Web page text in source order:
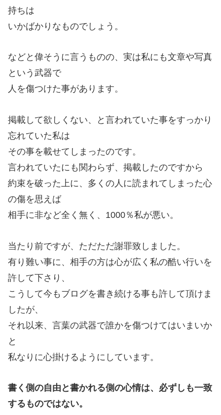
持ちは
いかばかりなものでしょう。
などと偉そうに言うものの、実は私にも文章や写真
という武器で
人を傷つけた事があります。
掲載して欲しくない、と言われていた事をすっかり
忘れていた私は
その事を載せてしまったのです。
言われていたにも関わらず、掲載したのですから
約束を破った上に、多くの人に読まれてしまった心
の傷を思えば
相手に非など全く無く、1000％私が悪い。
当たり前ですが、ただただ謝罪致しました。
有り難い事に、相手の方は心が広く私の酷い行いを
許して下さり、
こうして今もブログを書き続ける事も許して頂けま
したが、
それ以来、言葉の武器で誰かを傷つけてはいまいか
と
私なりに心掛けるようにしています。
書く側の自由と書かれる側の心情は、必ずしも一致
するものではない。